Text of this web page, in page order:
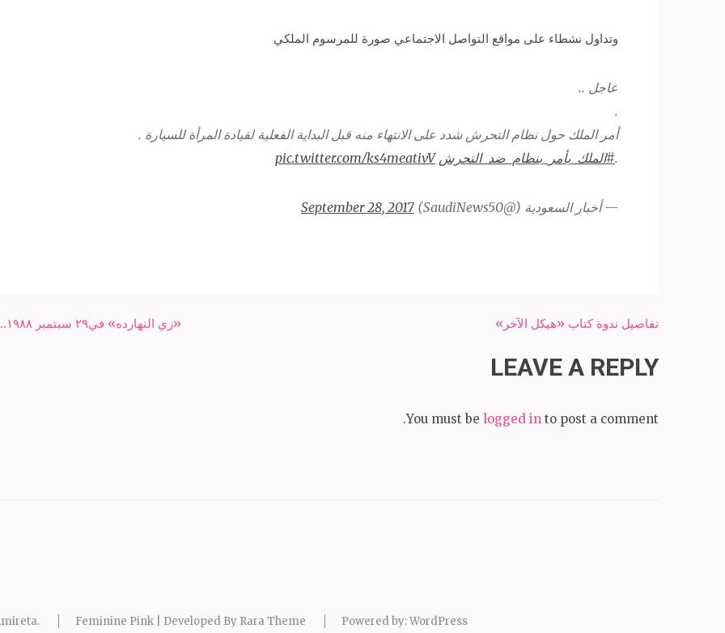
وتداول نشطاء على مواقع التواصل الاجتماعي صورة للمرسوم الملكي
عاجل ..
.
أمر الملك حول نظام التحرش شدد على الانتهاء منه قبل البداية الفعلية لقيادة المرأة للسيارة .
.#الملك_يأمر_بنظام_ضد_التحرش pic.twitter.com/ks4meativV
— أخبار السعودية (@SaudiNews50) September 28, 2017
Post
«زي النهارده» في٢٩ سبتمبر ١٩٨٨.. محكمة العدل الدولية تحكم بمصرية طابا تفاصيل ندوة كتاب «هيكل الآخر»
LEAVE A REPLY
You must be logged in to post a comment.
. Feminine Pink | Developed By Rara Theme Powered by:WordPress